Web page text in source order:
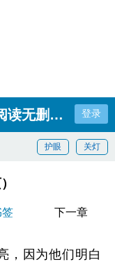
读无删减全文登录
关灯
护眼
下一章
，因为他们明白